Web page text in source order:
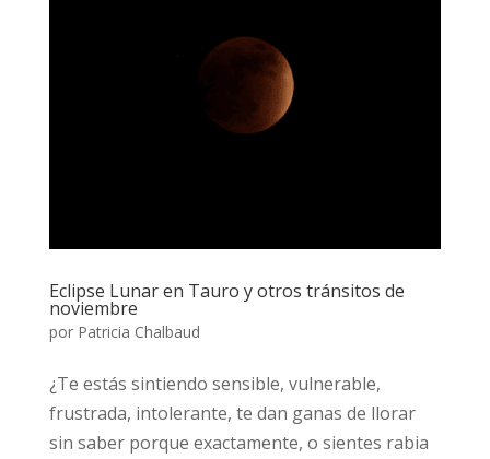
Eclipse Lunar en Tauro y otros tránsitos de
noviembre
por Patricia Chalbaud
¿Te estás sintiendo sensible, vulnerable,
frustrada, intolerante, te dan ganas de llorar
sin saber porque exactamente, o sientes rabia